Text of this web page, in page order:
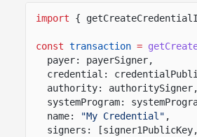
import {
const transaction =
payer: payerSigner,
credential:
authority: authoritySigner,
systemProgram:
name:
"My Credential" ,
signers: